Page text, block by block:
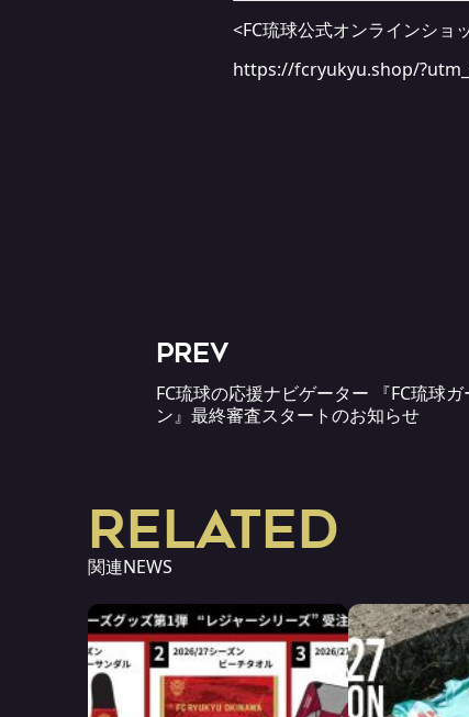
<FC琉球公式オンラインショ
https://fcryukyu.shop/
PREV
FC琉球の応援ナビゲーター 『FC琉球
ン』最終審査スタートのお知らせ
RELATED
関連NEWS